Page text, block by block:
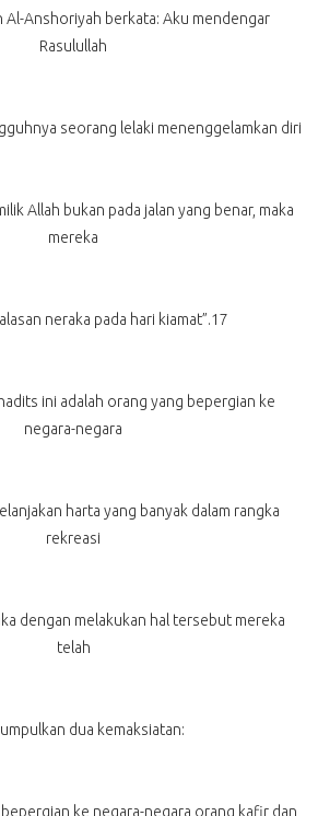
Al-Anshoriyah berkata: Aku mendengar
Rasulullah
seorang lelaki menenggelamkan diri
Allah bukan pada jalan yang benar, maka
mereka
neraka pada hari kiamat”.17
ini adalah orang yang bepergian ke
negara-negara
harta yang banyak dalam rangka
rekreasi
dengan melakukan hal tersebut mereka
telah
dua kemaksiatan:
ke negara-negara orang kafir dan